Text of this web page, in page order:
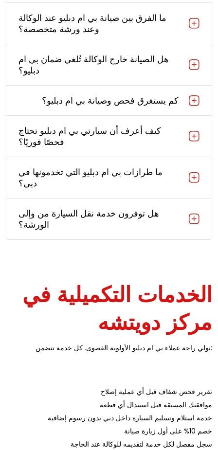
ما الفرق بين صيانة بي ام دبليو عند الوكالة
وعند ورشة متخصصة؟
هل الصيانة خارج الوكالة تُلغي ضمان بي ام
دبليو؟
كم يستغرق فحص وصيانة بي ام دبليو؟
كيف أعرف أن سيارتي بي ام دبليو تحتاج
فحصًا فوريًا؟
ما طرازات بي ام دبليو التي تخدمونها في
دبي؟
هل توفرون خدمة نقل السيارة من وإلى
الورشة؟
الخدمات التكميلية في
مركز دويتشه
نولي راحة عملاء بي ام دبليو الأولوية القصوى. كل خدمة تتضمن:
تقرير فحص شفاف قبل أي عملية إصلاح
موافقتك المسبقة قبل استبدال أي قطعة
خدمة استلام وتسليم السيارة داخل دبي بدون رسوم إضافية
خصم 10% على أول زيارة صيانة
سجل مفصل لكل خدمة لتقديمه للوكالة عند الحاجة